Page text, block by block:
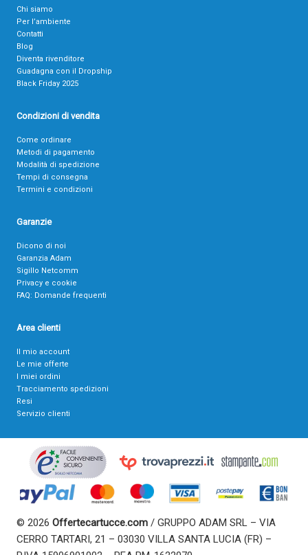
Chi siamo
Per l’ambiente
Contatti
Blog
Diventa rivenditore
Guadagna con il Dropship
Black Friday 2025
Condizioni di vendita
Come ordinare
Metodi di pagamento
Modalità di spedizione
Tempi di consegna
Termini e condizioni
Garanzie
Dicono di noi
Garanzia Adam
Sigillo Netcomm
Privacy e cookie
FAQ: Domande frequenti
Area clienti
Il mio account
Le mie offerte
I miei ordini
Tracciamento spedizioni
Resi
Servizio clienti
© 2026 Offertecartucce.com / GRUPPO ADAM SRL – VIA
CERRO TARTARI, 21 – 03030 VILLA SANTA LUCIA (FR) –